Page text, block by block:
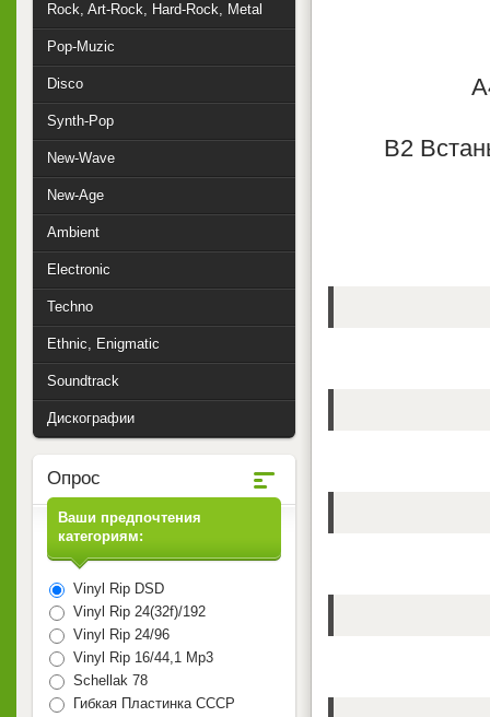
В2
Rock, Art-Rock, Hard-Rock, Metal
Pop-Muzic
Disco
Synth-Pop
New-Wave
New-Age
Ambient
Electronic
Techno
Ethnic, Enigmatic
Soundtrack
Дискографии
Опрос
Ваши предпочтения
категориям:
Vinyl Rip DSD
Vinyl Rip 24(32f)/192
Vinyl Rip 24/96
Vinyl Rip 16/44,1 Mp3
Schellak 78
Гибкая Пластинка СССР